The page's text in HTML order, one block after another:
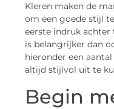
Kleren maken de
om een goede stijl
eerste indruk achter
is belangrijker dan
hieronder een
altijd stijlvol uit te
Begin